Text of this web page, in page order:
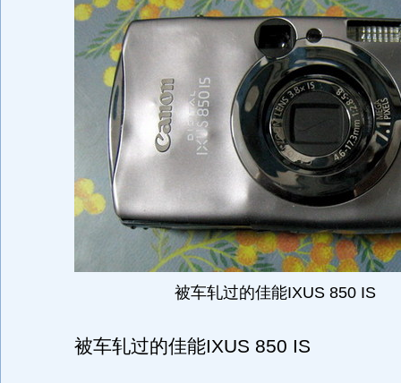
被车轧过的佳能IXUS 850 IS
被车轧过的佳能IXUS 850 IS